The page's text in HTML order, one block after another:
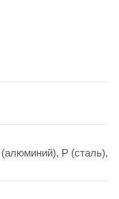
P (сталь),